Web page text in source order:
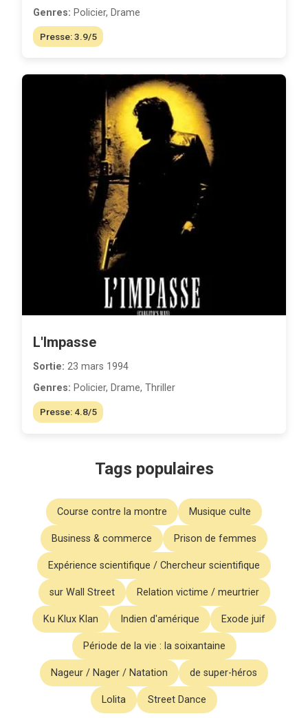
Genres: Policier, Drame
Presse: 3.9/5
L'Impasse
Sortie: 23 mars 1994
Genres: Policier, Drame, Thriller
Presse: 4.8/5
Tags populaires
Course contre la montre Musique culte
Business & commerce Prison de femmes
Expérience scientifique / Chercheur scientifique
sur Wall Street Relation victime / meurtrier
Ku Klux Klan Indien d'amérique Exode juif
Période de la vie : la soixantaine
Nageur / Nager / Natation de super-héros
Lolita Street Dance